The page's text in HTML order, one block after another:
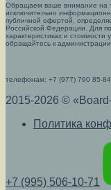
Обращаем ваше внимание на
исключительно
публичной офертой,
Российской Федерации. Для
характеристиках и стоимости
обращайтесь к
телефонам: +7 (977) 790 85-
2015-2026 ©
Политика
+7 (995) 506-10-71